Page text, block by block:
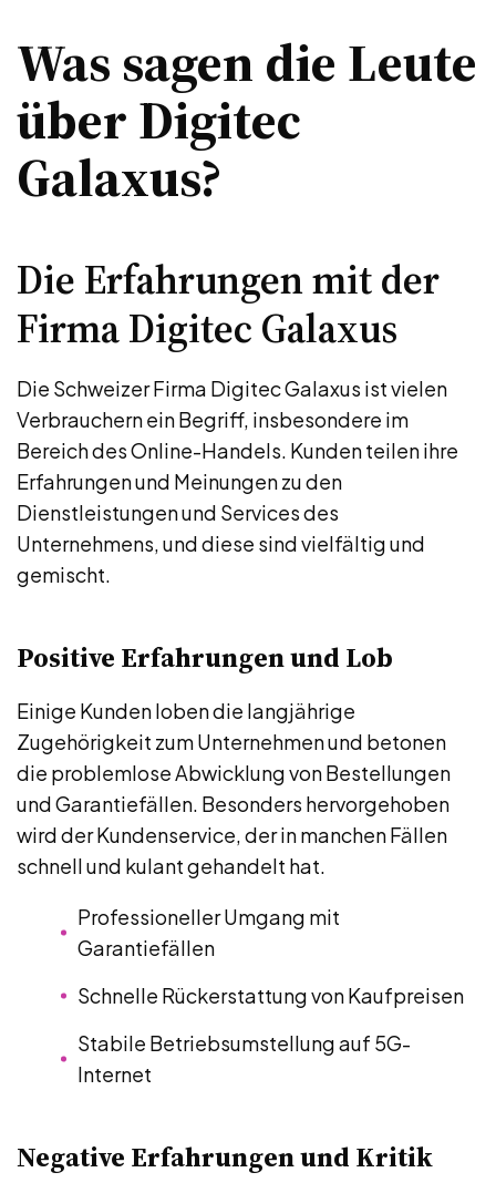
Was sagen die Leute
über Digitec
Galaxus?
Die Erfahrungen mit der
Firma Digitec Galaxus
Die Schweizer Firma Digitec Galaxus ist vielen
Verbrauchern ein Begriff, insbesondere im
Bereich des Online-Handels. Kunden teilen ihre
Erfahrungen und Meinungen zu den
Dienstleistungen und Services des
Unternehmens, und diese sind vielfältig und
gemischt.
Positive Erfahrungen und Lob
Einige Kunden loben die langjährige
Zugehörigkeit zum Unternehmen und betonen
die problemlose Abwicklung von Bestellungen
und Garantiefällen. Besonders hervorgehoben
wird der Kundenservice, der in manchen Fällen
schnell und kulant gehandelt hat.
Professioneller Umgang mit
Garantiefällen
Schnelle Rückerstattung von Kaufpreisen
Stabile Betriebsumstellung auf 5G-
Internet
Negative Erfahrungen und Kritik